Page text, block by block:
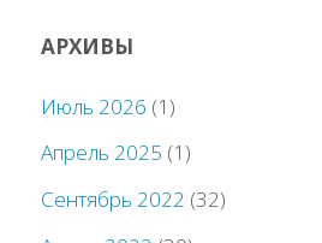
АРХИВЫ
Июль 2026 (1)
Апрель 2025 (1)
Сентябрь 2022 (32)